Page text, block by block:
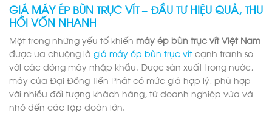
GIÁ MÁY ÉP BÙN TRỤC VÍT – ĐẦU TƯ HIỆU QUẢ, THU
HỒI VỐN NHANH
Một trong những yếu tố khiến máy ép bùn trục vít Việt Nam
được ưa chuộng là giá máy ép bùn trục vítcạnh tranh so
với các dòng máy nhập khẩu. Được sản xuất trong nước,
máy của Đại Đồng Tiến Phát có mức giá hợp lý, phù hợp
với nhiều đối tượng khách hàng, từ doanh nghiệp vừa và
nhỏ đến các tập đoàn lớn.